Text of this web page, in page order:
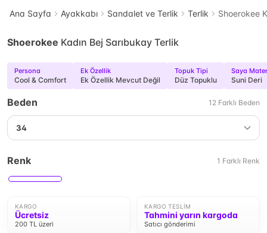
Ana Sayfa Ayakkabı Sandalet ve Terlik Terlik Shoerokee
Shoerokee Kadın Bej Sarıbukay Terlik
Persona
Cool & Comfort
Ek Özellik
Ek Özellik Mevcut Değil
Topuk Tipi
Düz Topuklu
Saya
Suni Deri
Beden 12 Farklı Beden
34
Renk 1 Farklı Renk
KARGO
Ücretsiz
200 TL üzeri
KARGO TESLIM
Tahmini yarın kargoda
Satıcı gönderimi